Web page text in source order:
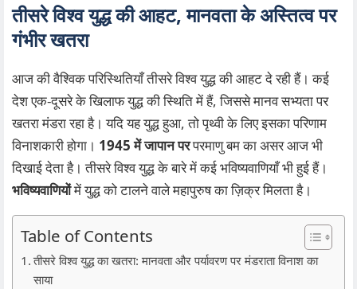
तीसरे विश्व युद्ध की आहट, मानवता के अस्तित्व पर
गंभीर खतरा
आज की वैश्विक परिस्थितियाँ तीसरे विश्व युद्ध की आहट दे रही हैं। कई
देश एक-दूसरे के खिलाफ युद्ध की स्थिति में हैं, जिससे मानव सभ्यता पर
खतरा मंडरा रहा है। यदि यह युद्ध हुआ, तो पृथ्वी के लिए इसका परिणाम
विनाशकारी होगा। 1945 में जापान परपरमाणु बम का असर आज भी
दिखाई देता है। तीसरे विश्व युद्ध के बारे में कई भविष्यवाणियाँ भी हुई हैं।
भविष्यवाणियोंमें युद्ध को टालने वाले महापुरुष का ज़िक्र मिलता है।
Table of Contents
तीसरे विश्व युद्ध का खतरा: मानवता और पर्यावरण पर मंडराता विनाश का
साया